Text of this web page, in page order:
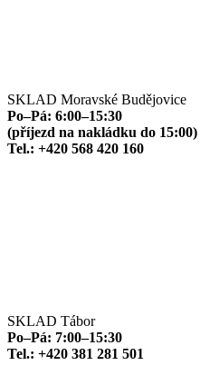
SKLAD Moravské Budějovice
Po–Pá: 6:00–15:30
(příjezd na nakládku do 15:00)
Tel.: +420 568 420 160
SKLAD Tábor
Po–Pá: 7:00–15:30
Tel.: +420 381 281 501